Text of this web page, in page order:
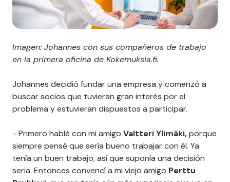
Imagen: Johannes con sus compañeros de trabajo
en la primera oficina de Kokemuksia.fi.
Johannes decidió fundar una empresa y comenzó a
buscar socios que tuvieran gran interés por el
problema y estuvieran dispuestos a participar.
- Primero hablé con mi amigo Valtteri Ylimäki,porque
siempre pensé que sería bueno trabajar con él. Ya
tenía un buen trabajo, así que suponía una decisión
seria. Entonces convencí a mi viejo amigo Perttu